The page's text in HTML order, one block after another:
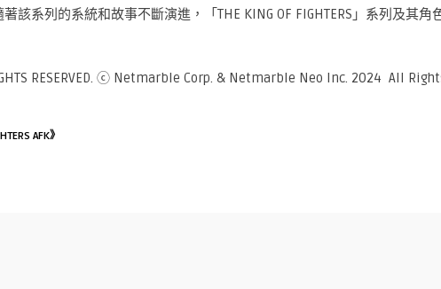
該系列的系統和故事不斷演進，「THE KING OF FIGHTERS」系列及其角
RESERVED. ⓒ Netmarble Corp. & Netmarble Neo Inc. 2024 All
AFK》